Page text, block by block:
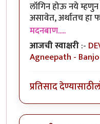
लॉगिन होऊ नये
असावेत, अर्थातच
मदनबाण.....
आजची स्वाक्षरी:-
Agneepath -
प्रतिसाद देण्यासाठी